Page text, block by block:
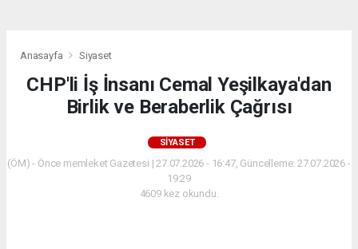
Anasayfa Siyaset
CHP'li İş İnsanı Cemal Yeşilkaya'dan
Birlik ve Beraberlik Çağrısı
SIYASET
(ÖM) - Önce memleket Gazetesi | 27.07.2026 - 16:47, Güncelleme: 27.07.2026 -
19:29
4609 kez okundu.